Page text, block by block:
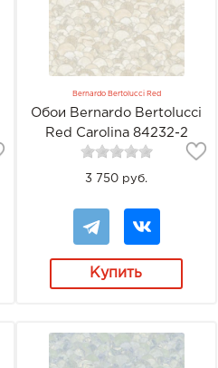
Bernardo Bertolucci Red
Обои Bernardo Bertolucci
Red Carolina 84232-2
3 750 руб.
Купить